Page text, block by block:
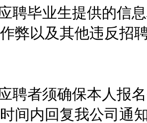
毕业生提供的信息
弊以及其他违反招
者须确保本人报名
间内回复我公司通